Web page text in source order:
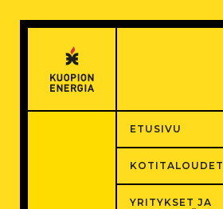
sisältöön
ETUSIVU
KOTITALOUDET
YRITYKSET JA